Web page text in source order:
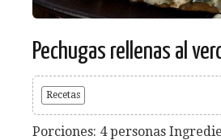
Pechugas rellenas al
Recetas
Porciones: 4 personas